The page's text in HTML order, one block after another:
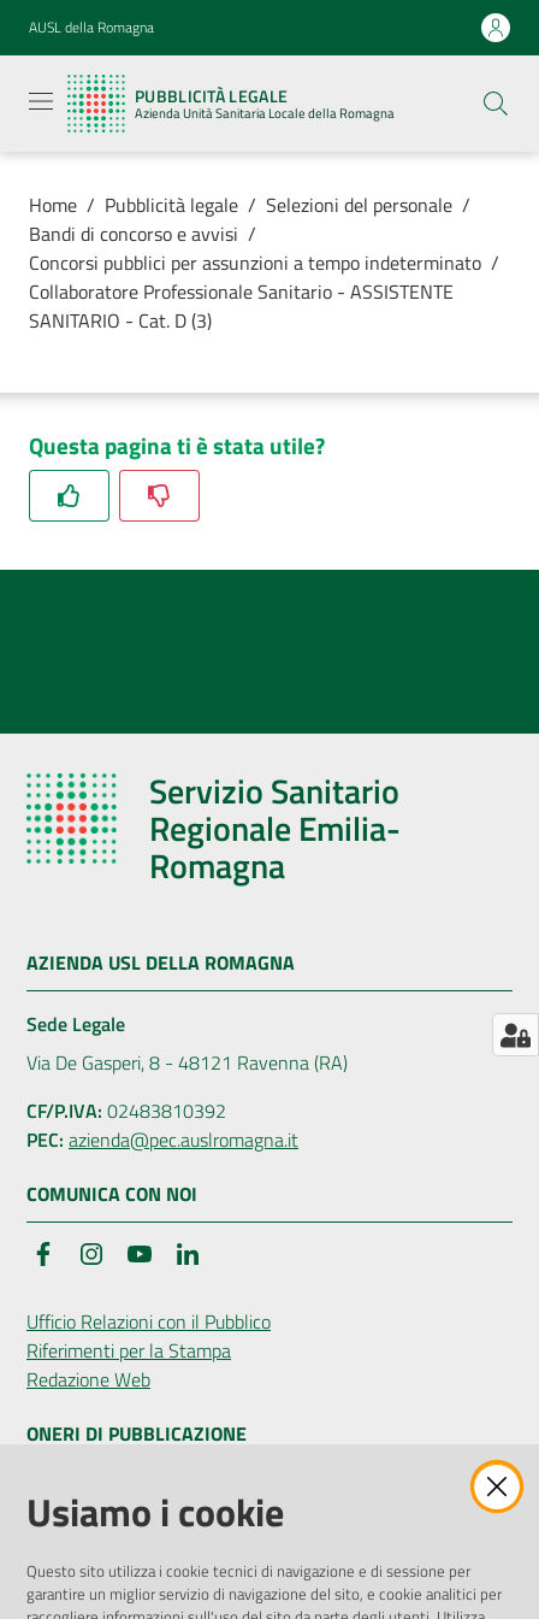
Vai al contenuto
Vai alla navigazione
Vai al footer
AUSL della Romagna
PUBBLICITÀ LEGALE
Azienda Unità Sanitaria Locale della Romagna
legale
Azienda
Unità
Locale della
Azienda
Servizi
Luoghi di
cura
AUSL
Home / Pubblicità legale / Selezioni del personale /
Bandi di concorso e avvisi /
Concorsi pubblici per assunzioni a tempo indeterminato /
Collaboratore Professionale Sanitario - ASSISTENTE
SANITARIO - Cat. D (3)
Questa pagina ti è stata utile?
Servizio Sanitario
Regionale Emilia-
Romagna
AZIENDA USL DELLA ROMAGNA
Sede Legale
Via De Gasperi, 8 - 48121 Ravenna (RA)
CF/P.IVA: 02483810392
PEC: azienda@pec.auslromagna.it
COMUNICA CON NOI
FacebookInstagramYouTube
Ufficio Relazioni con il Pubblico
Riferimenti per la Stampa
Redazione Web
ONERI DI PUBBLICAZIONE
Amministrazione Trasparente
Pubblicità legale
Privacy Policy
Attuazione Misure PNRR
Usiamo i cookie
Questo sito utilizza i cookie tecnici di navigazione e di sessione per
garantire un miglior servizio di navigazione del sito, e cookie analitici per